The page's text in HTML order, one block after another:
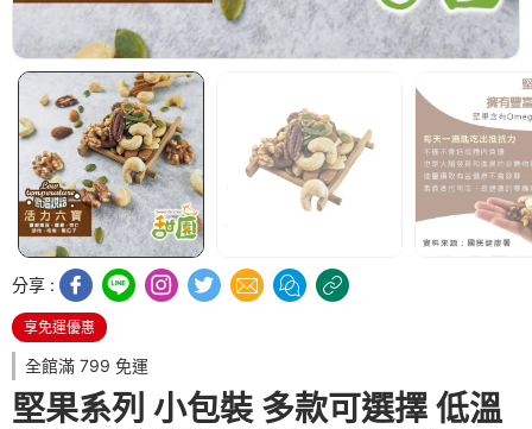
分享 :
享免運優惠
全館滿 799 免運
堅果系列 小包裝 多款可選擇 低溫